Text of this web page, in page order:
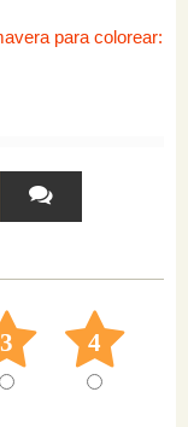
para colorear:
3 4